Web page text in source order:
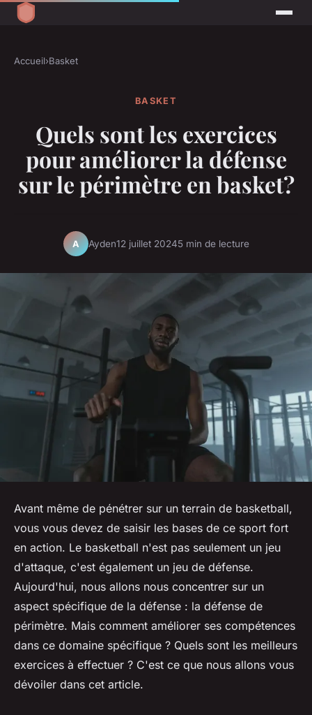
Accueil›Basket
BASKET
Quels sont les exercices
pour améliorer la défense
sur le périmètre en basket?
A Ayden12 juillet 20245 min de lecture
Avant même de pénétrer sur un terrain de basketball,
vous vous devez de saisir les bases de ce sport fort
en action. Le basketball n'est pas seulement un jeu
d'attaque, c'est également un jeu de défense.
Aujourd'hui, nous allons nous concentrer sur un
aspect spécifique de la défense : la défense de
périmètre. Mais comment améliorer ses compétences
dans ce domaine spécifique ? Quels sont les meilleurs
exercices à effectuer ? C'est ce que nous allons vous
dévoiler dans cet article.